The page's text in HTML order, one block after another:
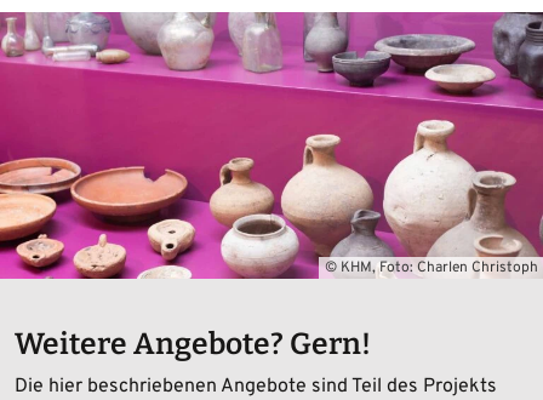
© KHM, Foto: Charlen Christoph
Weitere Angebote? Gern!
Die hier beschriebenen Angebote sind Teil des Projekts